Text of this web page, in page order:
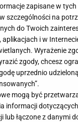
zapisane w
szczególności na
do Twoich
i w
Wyrażenie
zgody, chcesz
uprzednio
mogą być
informacji
lub łączone z danymi